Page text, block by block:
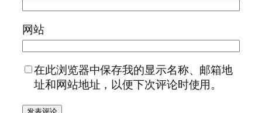
网站
在此浏览器中保存我的显示名称、邮箱地
址和网站地址，以便下次评论时使用。